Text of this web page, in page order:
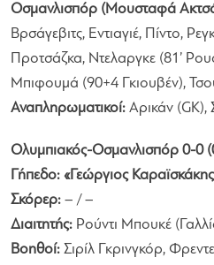
Οσμανλισπόρ (Μουσταφά
Βρσάγεβιτς, Εντιαγιέ, Πίντο,
Προτσάζκα, Ντελαργκε (81’
Μπιφουμά (90+4 Γκιουβέν),
Αναπληρωματικοί: Αρικάν
Ολυμπιακός-Οσμανλισπόρ 0-0
Γήπεδο: «Γεώργιος
Σκόρερ: – / –
Διαιτητής: Ρούντι Μπουκέ
Βοηθοί: Σιρίλ Γκρινγκόρ,